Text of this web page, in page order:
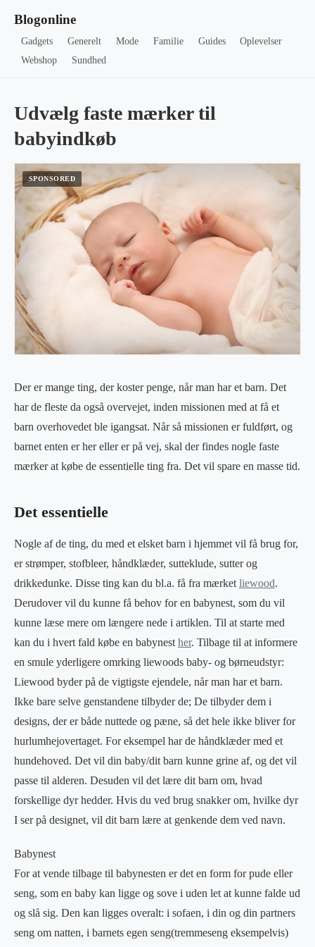
Blogonline
Gadgets Generelt Mode Familie Guides
Oplevelser
Webshop
Sundhed
Udvælg faste mærker til
babyindkøb
Der er mange ting, der koster penge, når man har et barn. Det
har de fleste da også overvejet, inden missionen med at få et
barn overhovedet ble igangsat. Når så missionen er fuldført, og
barnet enten er her eller er på vej, skal der findes nogle faste
mærker at købe de essentielle ting fra. Det vil spare en masse tid.
Det essentielle
Nogle af de ting, du med et elsket barn i hjemmet vil få brug for,
er strømper, stofbleer, håndklæder, sutteklude, sutter og
drikkedunke. Disse ting kan du bl.a. få fra mærket liewood.
Derudover vil du kunne få behov for en babynest, som du vil
kunne læse mere om længere nede i artiklen. Til at starte med
kan du i hvert fald købe en babynest her. Tilbage til at informere
en smule yderligere omrking liewoods baby- og børneudstyr:
Liewood byder på de vigtigste ejendele, når man har et barn.
Ikke bare selve genstandene tilbyder de; De tilbyder dem i
designs, der er både nuttede og pæne, så det hele ikke bliver for
hurlumhejovertaget. For eksempel har de håndklæder med et
hundehoved. Det vil din baby/dit barn kunne grine af, og det vil
passe til alderen. Desuden vil det lære dit barn om, hvad
forskellige dyr hedder. Hvis du ved brug snakker om, hvilke dyr
I ser på designet, vil dit barn lære at genkende dem ved navn.
Babynest
For at vende tilbage til babynesten er det en form for pude eller
seng, som en baby kan ligge og sove i uden let at kunne falde ud
og slå sig. Den kan ligges overalt: i sofaen, i din og din partners
seng om natten, i barnets egen seng(tremmeseng eksempelvis)